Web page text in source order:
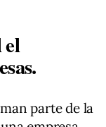
parte de la